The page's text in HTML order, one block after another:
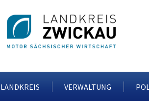
LANDKREIS VERWALTUNG